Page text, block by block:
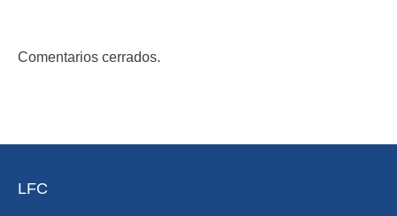
Comentarios cerrados.
LFC